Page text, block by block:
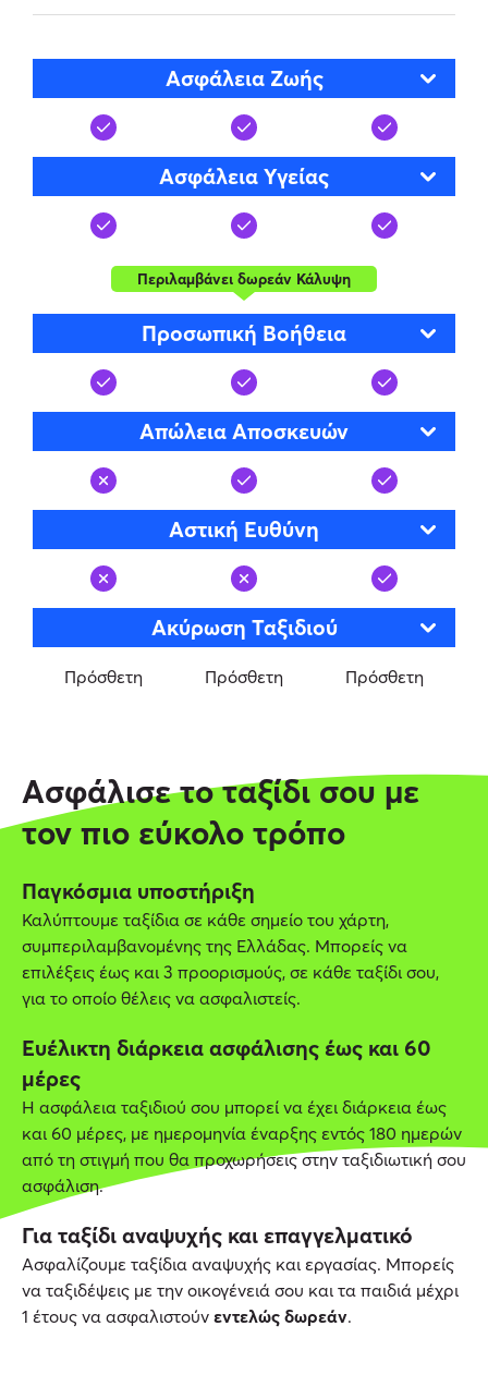
Ασφάλεια Ζωής
Ασφάλεια Υγείας
Περιλαμβάνει δωρεάν Κάλυψη
Προσωπική Βοήθεια
Απώλεια Αποσκευών
Αστική Eυθύνη
Ακύρωση Ταξιδιού
Πρόσθετη Πρόσθετη Πρόσθετη
Ασφάλισε το ταξίδι σου με
τον πιο εύκολο τρόπο
Παγκόσμια υποστήριξη
Καλύπτουμε ταξίδια σε κάθε σημείο του χάρτη,
συμπεριλαμβανομένης της Ελλάδας. Μπορείς να
επιλέξεις έως και 3 προορισμούς, σε κάθε ταξίδι σου,
για το οποίο θέλεις να ασφαλιστείς.
Ευέλικτη διάρκεια ασφάλισης έως και 60
μέρες
Η ασφάλεια ταξιδιού σου μπορεί να έχει διάρκεια έως
και 60 μέρες, με ημερομηνία έναρξης εντός 180 ημερών
από τη στιγμή που θα προχωρήσεις στην ταξιδιωτική σου
ασφάλιση.
Για ταξίδι αναψυχής και επαγγελματικό
Ασφαλίζουμε ταξίδια αναψυχής και εργασίας. Μπορείς
να ταξιδέψεις με την οικογένειά σου και τα παιδιά μέχρι
1 έτους να ασφαλιστούν εντελώς δωρεάν.